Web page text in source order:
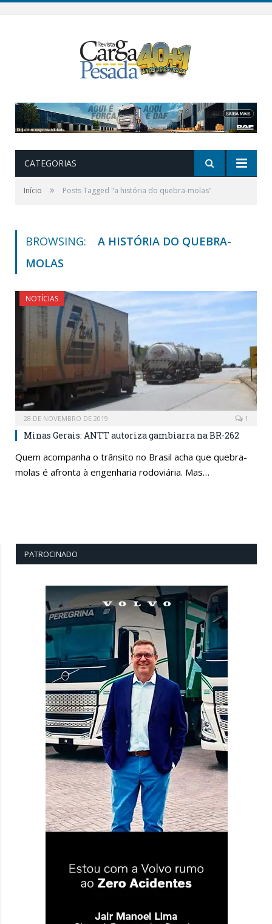
CATEGORIAS
Início » Posts Tagged "a história do quebra-molas"
BROWSING:
A HISTÓRIA DO QUEBRA-
MOLAS
NOTÍCIAS
28 DE NOVEMBRO DE 2019 1
Minas Gerais: ANTT autoriza gambiarra na BR-262
Quem acompanha o trânsito no Brasil acha que quebra-
molas é afronta à engenharia rodoviária. Mas…
PATROCINADO